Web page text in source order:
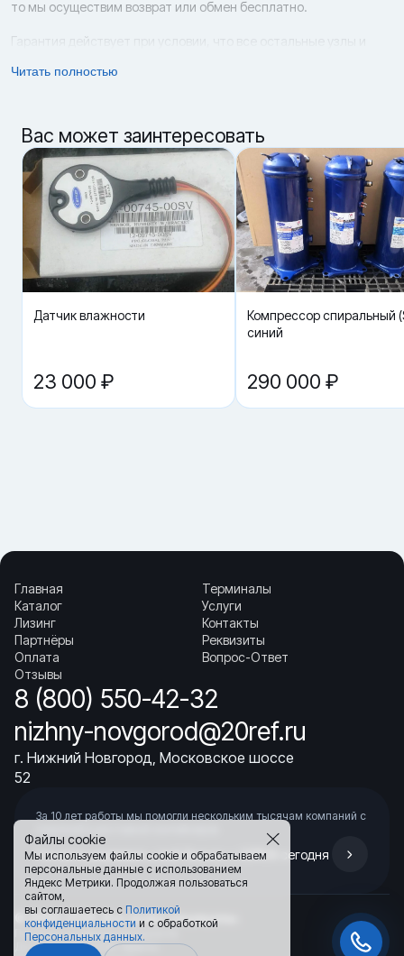
Файлы cookie
Мы используем файлы cookie и обрабатываем
персональные данные с использованием
Яндекс Метрики. Продолжая пользоваться
сайтом,
вы соглашаетесь с Политикой
конфиденциальности и с обработкой
Персональных данных.
то мы осуществим возврат или обмен бесплатно.
Гарантия действует при условии, что все остальные узлы и
соблюдены правила эксплуатации, а также отсутствуют следы
Возврат и обмен новых запчастей возможен в срок до 14 дней с
даты приобретения товара при условии, что сохранены все его
потребительские свойства, нет следов установки, не нарушена
целостность, комплектация и товарный вид упаковки.
Читать полностью
Вас может заинтересовать
Датчик влажности
23 000 ₽
Компрессор спиральный
синий
290 000 ₽
Главная
Каталог
Лизинг
Партнёры
Оплата
Отзывы
Терминалы
Услуги
Контакты
Реквизиты
Вопрос-Ответ
8 (800) 550-42-32
nizhny-novgorod@20ref.ru
г. Нижний Новгород, Московское шоссе
52
За 10 лет работы мы помогли нескольким тысячам компаний с
Начните развивать свой бизнес с 20РЕФ сегодня
© 2008–2026.Все права защищены.
Политика конфиденциальности
Договор публичной оферты